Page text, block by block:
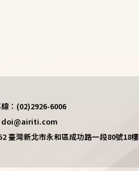
：(02)2926-6006
doi@airiti.com
臺灣新北市永和區成功路一段80號18樓